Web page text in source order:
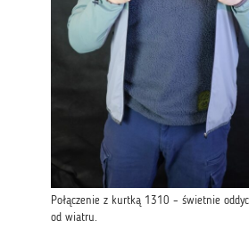
Połączenie z kurtką 1310 – świetnie
od wiatru.